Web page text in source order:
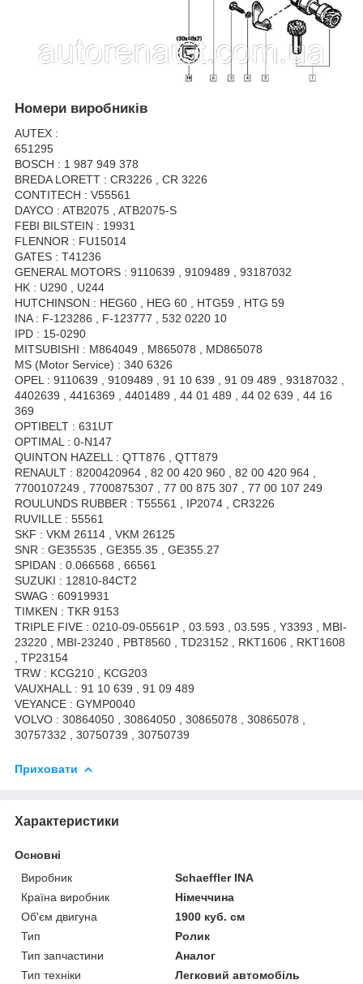
Номери виробників
AUTEX :
651295
BOSCH : 1 987 949 378
BREDA LORETT : CR3226 , CR 3226
CONTITECH : V55561
DAYCO : ATB2075 , ATB2075-S
FEBI BILSTEIN : 19931
FLENNOR : FU15014
GATES : T41236
GENERAL MOTORS : 9110639 , 9109489 , 93187032
HK : U290 , U244
HUTCHINSON : HEG60 , HEG 60 , HTG59 , HTG 59
INA : F-123286 , F-123777 , 532 0220 10
IPD : 15-0290
MITSUBISHI : M864049 , M865078 , MD865078
MS (Motor Service) : 340 6326
OPEL : 9110639 , 9109489 , 91 10 639 , 91 09 489 , 93187032 ,
4402639 , 4416369 , 4401489 , 44 01 489 , 44 02 639 , 44 16
369
OPTIBELT : 631UT
OPTIMAL : 0-N147
QUINTON HAZELL : QTT876 , QTT879
RENAULT : 8200420964 , 82 00 420 960 , 82 00 420 964 ,
7700107249 , 7700875307 , 77 00 875 307 , 77 00 107 249
ROULUNDS RUBBER : T55561 , IP2074 , CR3226
RUVILLE : 55561
SKF : VKM 26114 , VKM 26125
SNR : GE35535 , GE355.35 , GE355.27
SPIDAN : 0.066568 , 66561
SUZUKI : 12810-84CT2
SWAG : 60919931
TIMKEN : TKR 9153
TRIPLE FIVE : 0210-09-05561P , 03.593 , 03.595 , Y3393 , MBI-
23220 , MBI-23240 , PBT8560 , TD23152 , RKT1606 , RKT1608
, TP23154
TRW : KCG210 , KCG203
VAUXHALL : 91 10 639 , 91 09 489
VEYANCE : GYMP0040
VOLVO : 30864050 , 30864050 , 30865078 , 30865078 ,
30757332 , 30750739 , 30750739
Приховати
Характеристики
Основні
Виробник
Schaeffler INA
Країна виробник
Німеччина
Об'єм двигуна
1900 куб. см
Тип
Ролик
Тип запчастини
Аналог
Тип техніки
Легковий автомобіль